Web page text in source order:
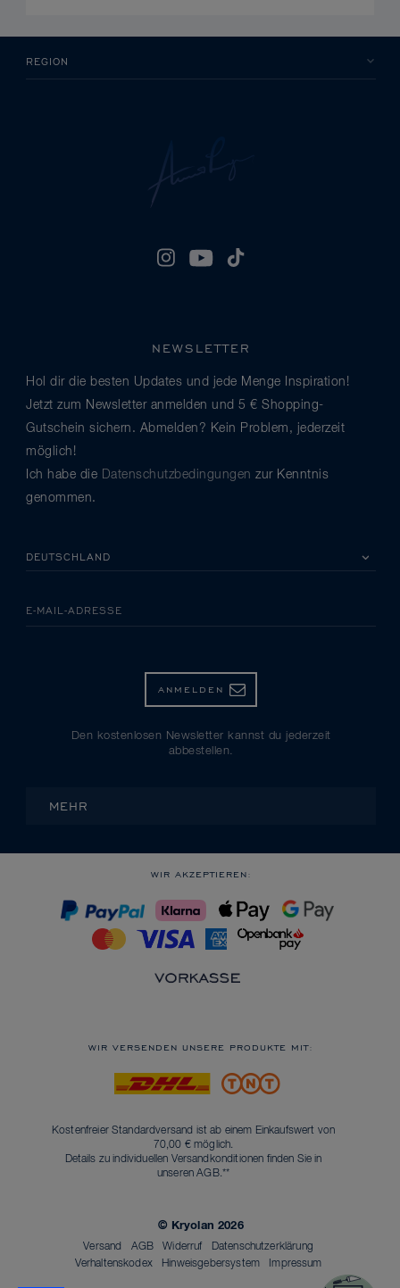
REGION
NEWSLETTER
Hol dir die besten Updates und jede Menge Inspiration!
Jetzt zum Newsletter anmelden und 5 € Shopping-
Gutschein sichern. Abmelden? Kein Problem, jederzeit
möglich!
Ich habe die Datenschutzbedingungen zur Kenntnis
genommen.
E-MAIL-ADRESSE
ANMELDEN
Den kostenlosen Newsletter kannst du jederzeit
abbestellen.
MEHR
WIR AKZEPTIEREN:
WIR VERSENDEN UNSERE PRODUKTE MIT:
Kostenfreier Standardversand ist ab einem Einkaufswert von
70,00 € möglich.
Details zu individuellen Versandkonditionen finden Sie in
unserenAGB.**
© Kryolan 2026
Versand AGB Widerruf
Datenschutzerklärung
Verhaltenskodex
Hinweisgebersystem Impressum